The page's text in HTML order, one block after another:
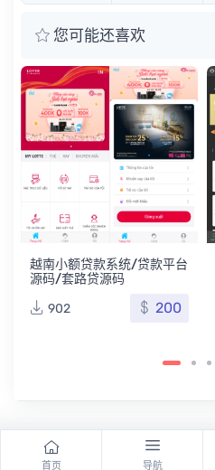
您可能还喜欢
越南小额贷款系统/贷款平台
源码/套路贷源码
902
200
首页 导航